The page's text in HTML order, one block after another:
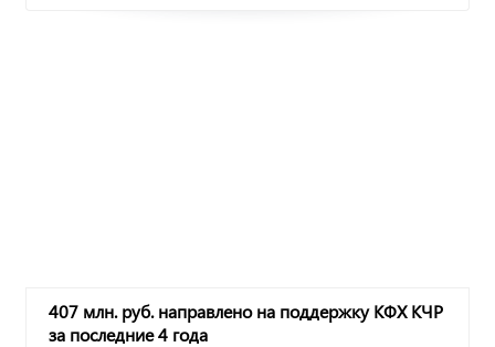
407 млн. руб. направлено на поддержку КФХ КЧР
за последние 4 года